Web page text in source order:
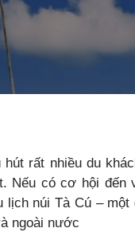
rất nhiều du
có cơ hội đến
núi Tà Cú –
ngoài nước